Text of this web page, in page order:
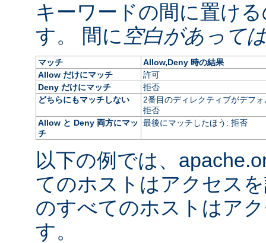
キーワードの間に置け
す。 間に 空白があって
マッチ
Allow,Deny 時の結果
Allow だけにマッチ
許可
Deny だけにマッチ
拒否
どちらにもマッチしない
2番目のディレクティブがデフ
拒否
Allow と Deny 両方にマッ
チ
最後にマッチしたほう: 拒否
以下の例では、
てのホストはアクセス
のすべてのホストはア
す。